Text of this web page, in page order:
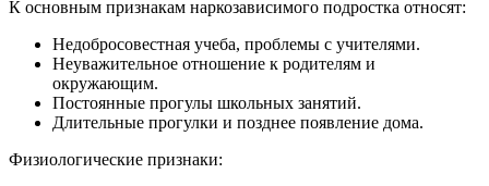
К основным признакам наркозависимого подростка относят:
Недобросовестная учеба, проблемы с учителями.
Неуважительное отношение к родителям и
окружающим.
Постоянные прогулы школьных занятий.
Длительные прогулки и позднее появление дома.
Физиологические признаки: